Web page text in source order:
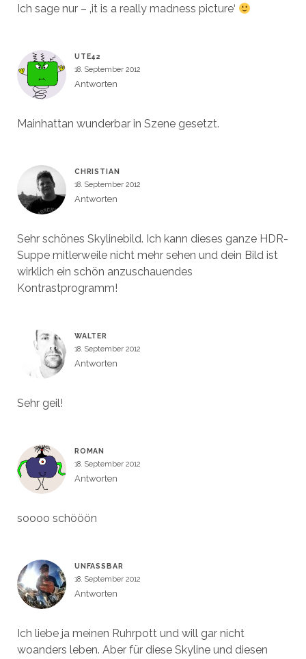
Ich sage nur – ‚it is a really madness picture‘
UTE42
18. September 2012
Antworten
Mainhattan wunderbar in Szene gesetzt.
CHRISTIAN
18. September 2012
Antworten
Sehr schönes Skylinebild. Ich kann dieses ganze HDR-
Suppe mitlerweile nicht mehr sehen und dein Bild ist
wirklich ein schön anzuschauendes
Kontrastprogramm!
WALTER
18. September 2012
Antworten
Sehr geil!
ROMAN
18. September 2012
Antworten
soooo schööön
UNFASSBAR
18. September 2012
Antworten
Ich liebe ja meinen Ruhrpott und will gar nicht
woanders leben. Aber für diese Skyline und diesen